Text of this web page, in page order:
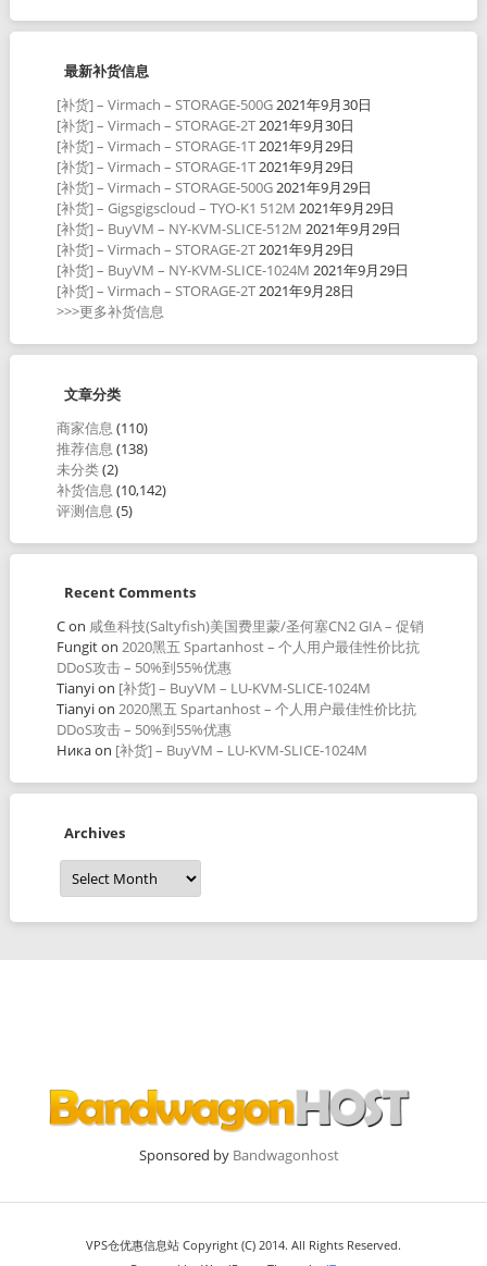
最新补货信息
[补货] – Virmach – STORAGE-500G2021年9月30日
[补货] – Virmach – STORAGE-2T2021年9月30日
[补货] – Virmach – STORAGE-1T2021年9月29日
[补货] – Virmach – STORAGE-1T2021年9月29日
[补货] – Virmach – STORAGE-500G2021年9月29日
[补货] – Gigsgigscloud – TYO-K1 512M 2021年9月29日
[补货] – BuyVM – NY-KVM-SLICE-512M 2021年9月29日
[补货] – Virmach – STORAGE-2T2021年9月29日
[补货] – BuyVM – NY-KVM-SLICE-1024M 2021年9月29日
[补货] – Virmach – STORAGE-2T2021年9月28日
>>>更多补货信息
文章分类
商家信息 (110)
推荐信息 (138)
未分类(2)
补货信息 (10,142)
评测信息 (5)
Recent Comments
Con 咸鱼科技(Saltyfish)美国费里蒙/圣何塞CN2 GIA – 促销
Fungiton 2020黑五 Spartanhost – 个人用户最佳性价比抗
DDoS攻击 – 50%到55%优惠
Tianyion [补货] – BuyVM – LU-KVM-SLICE-1024M
Tianyion 2020黑五 Spartanhost – 个人用户最佳性价比抗
DDoS攻击 – 50%到55%优惠
Никаon [补货] – BuyVM – LU-KVM-SLICE-1024M
Archives
Archives
Sponsored by Bandwagonhost
VPS仓优惠信息站 Copyright (C) 2014. All Rights Reserved.